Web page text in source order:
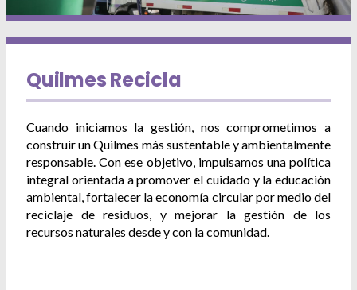
Empleo y Formación Laboral
ARQUI
Mi Quilmes Digital
Atención a la comunidad
Defensa del consumidor
Quilmes Recicla
Cuando iniciamos la gestión, nos comprometimos a
construir un Quilmes más sustentable y ambientalmente
responsable. Con ese objetivo, impulsamos una política
integral orientada a promover el cuidado y la educación
ambiental, fortalecer la economía circular por medio del
reciclaje de residuos, y mejorar la gestión de los
recursos naturales desde y con la comunidad.